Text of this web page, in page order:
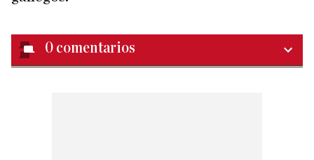
0 comentarios